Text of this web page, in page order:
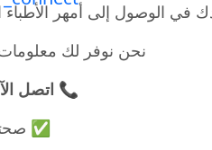
في الوصول إلى أمهر
نحن نوفر لك
📞 اتصل
✅